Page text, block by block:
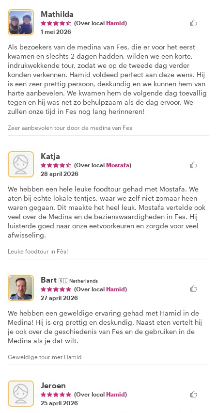
Mathilda
(Over local Hamid)
1 mei 2026
Als bezoekers van de medina van Fes, die er voor het eerst
kwamen en slechts 2 dagen hadden, wilden we een korte,
indrukwekkende tour, zodat we op de tweede dag verder
konden verkennen. Hamid voldeed perfect aan deze wens. Hij
is een zeer prettig persoon, deskundig en we kunnen hem van
harte aanbevelen. We kwamen hem de volgende dag toevallig
tegen en hij was net zo behulpzaam als de dag ervoor. We
zullen onze tijd in Fes nog lang herinneren!
Zeer aanbevolen tour door de medina van Fes
Katja
(Over local Mostafa)
28 april 2026
We hebben een hele leuke foodtour gehad met Mostafa. We
aten bij echte lokale tentjes, waar we zelf niet zomaar heen
waren gegaan. Dit maakte het heel leuk. Mostafa vertelde ook
veel over de Medina en de bezienswaardigheden in Fes. Hij
luisterde goed naar onze eetvoorkeuren en zorgde voor veel
afwisseling.
Leuke foodtour in Fès!
Bart 🇳🇱Netherlands
(Over local Hamid)
27 april 2026
We hebben een geweldige ervaring gehad met Hamid in de
Medina! Hij is erg prettig en deskundig. Naast eten vertelt hij
je ook over de geschiedenis van Fes en de gebruiken in de
Medina als je dat wilt.
Geweldige tour met Hamid
Jeroen
(Over local Hamid)
25 april 2026